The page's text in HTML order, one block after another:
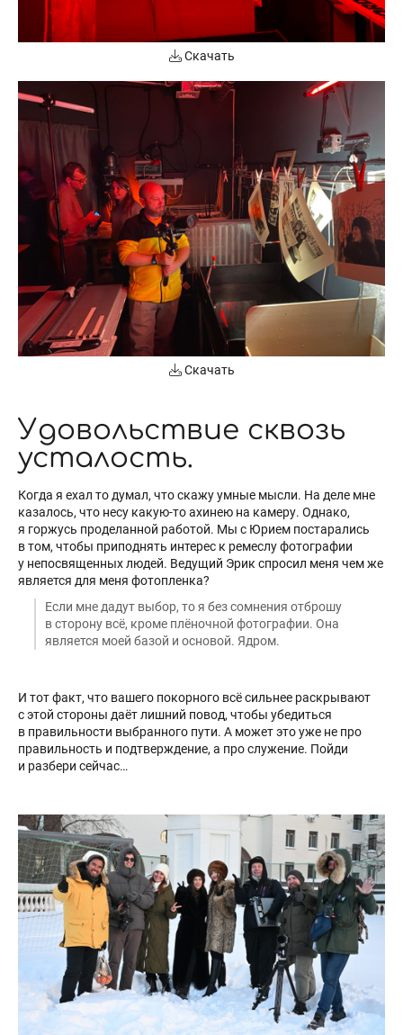
Скачать
Скачать
Удовольствие сквозь
усталость.
Когда я ехал то думал, что скажу умные мысли. На деле мне
казалось, что несу какую-то ахинею на камеру. Однако,
я горжусь проделанной работой. Мы с Юрием постарались
в том, чтобы приподнять интерес к ремеслу фотографии
у непосвященных людей. Ведущий Эрик спросил меня чем же
является для меня фотопленка?
Если мне дадут выбор, то я без сомнения отброшу
в сторону всё, кроме плёночной фотографии. Она
является моей базой и основой. Ядром.
И тот факт, что вашего покорного всё сильнее раскрывают
с этой стороны даёт лишний повод, чтобы убедиться
в правильности выбранного пути. А может это уже не про
правильность и подтверждение, а про служение. Пойди
и разбери сейчас…